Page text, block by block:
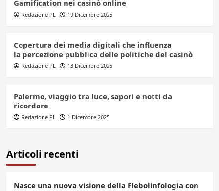
Gamification nei casinò online
Redazione PL 19 Dicembre 2025
Copertura dei media digitali che influenza
la percezione pubblica delle politiche del casinò
Redazione PL 13 Dicembre 2025
Palermo, viaggio tra luce, sapori e notti da
ricordare
Redazione PL 1 Dicembre 2025
Articoli recenti
Nasce una nuova visione della Flebolinfologia con